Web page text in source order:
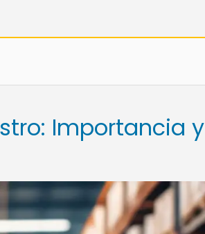
Importancia y